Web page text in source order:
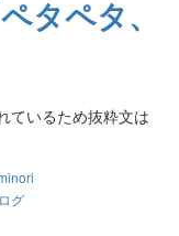
タペタ、
ているため抜粋文は
グ